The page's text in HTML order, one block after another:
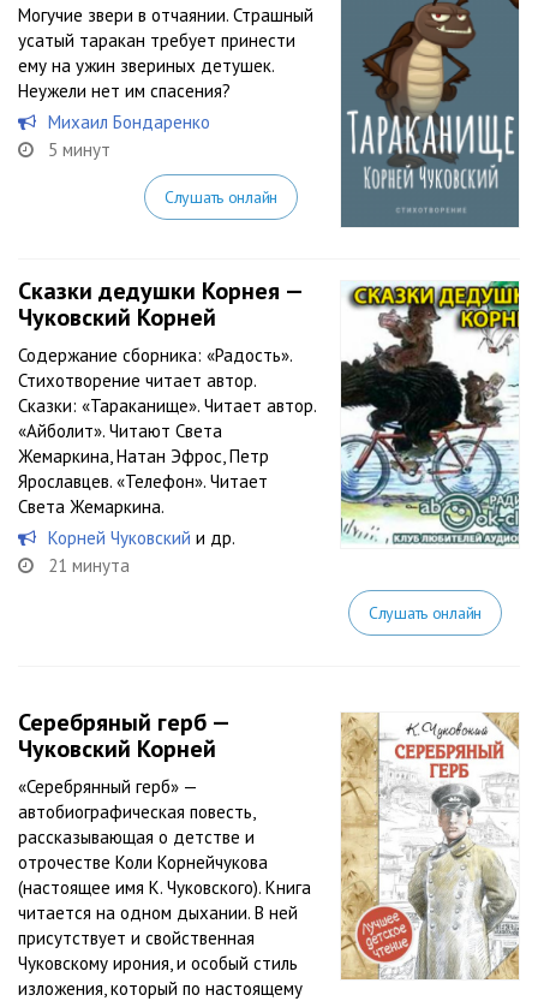
Могучие звери в отчаянии. Страшный
усатый таракан требует принести
ему на ужин звериных детушек.
Неужели нет им спасения?
Михаил Бондаренко
5 минут
Слушать онлайн
Сказки дедушки Корнея —
Чуковский Корней
Содержание сборника: «Радость».
Стихотворение читает автор.
Сказки: «Тараканище». Читает автор.
«Айболит». Читают Света
Жемаркина, Натан Эфрос, Петр
Ярославцев. «Телефон». Читает
Света Жемаркина.
Корней Чуковский и др.
21 минута
Слушать онлайн
Серебряный герб —
Чуковский Корней
«Серебрянный герб» —
автобиографическая повесть,
рассказывающая о детстве и
отрочестве Коли Корнейчукова
(настоящее имя К. Чуковского). Книга
читается на одном дыхании. В ней
присутствует и свойственная
Чуковскому ирония, и особый стиль
изложения, который по настоящему